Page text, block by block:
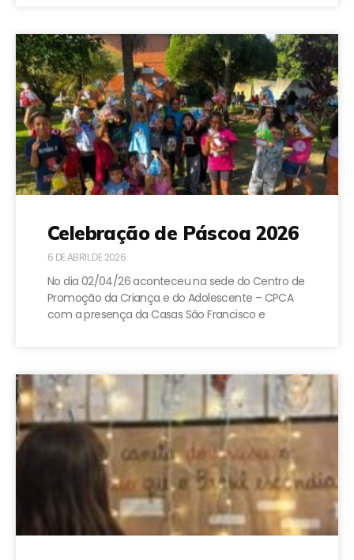
Celebração de Páscoa 2026
6 DE ABRIL DE 2026
No dia 02/04/26 aconteceu na sede do Centro de
Promoção da Criança e do Adolescente – CPCA
com a presença da Casas São Francisco e